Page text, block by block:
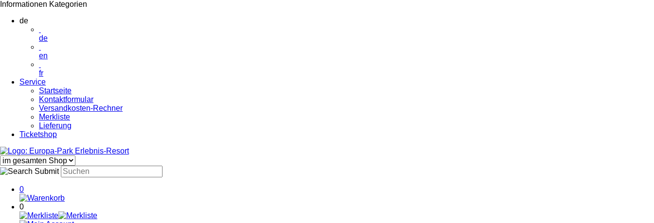
Informationen Kategorien
de
de
en
fr
Service
Startseite
Kontaktformular
Versandkosten-Rechner
Merkliste
Lieferung
Ticketshop
0
0